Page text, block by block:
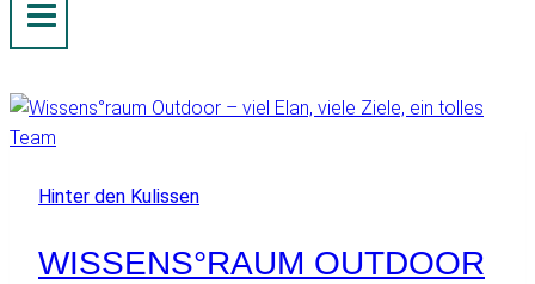
Hinter den Kulissen
WISSENS°RAUM OUTDOOR